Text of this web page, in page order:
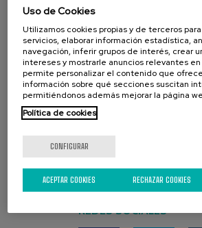
REDES SOCIALES
Uso de Cookies
Utilizamos cookies propias y de terceros
servicios, elaborar información estadística,
navegación, inferir grupos de interés, crear
intereses y mostrarle anuncios relevantes en
permite personalizar el contenido que
información sobre qué secciones suscitan
permitiéndonos además mejorar la página
Política de cookies
CONFIGURAR
RECHAZAR COOKIES
ACEPTAR COOKIES